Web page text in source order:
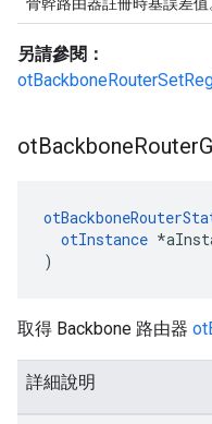
另請參閱：
otBackboneRouter
otInstance *
)
取得 Backbone 路由器
詳細說明